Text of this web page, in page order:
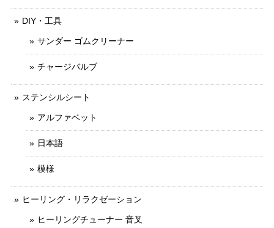
DIY・工具
サンダー ゴムクリーナー
チャージバルブ
ステンシルシート
アルファベット
日本語
模様
ヒーリング・リラクゼーション
ヒーリングチューナー 音叉